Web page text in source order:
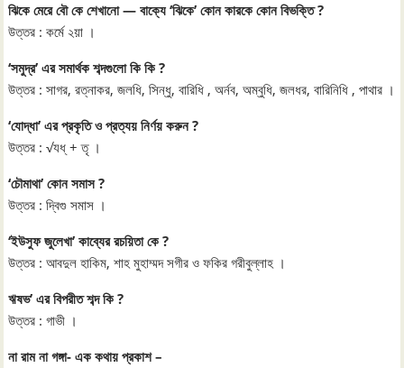
ঝিকে মেরে বৌ কে শেখানো — বাক্যে ‘ঝিকে’ কোন কারকে কোন বিভক্তি ?
উত্তর : কর্মে ২য়া ।
‘সমুদ্র’ এর সমার্থক শব্দগুলো কি কি ?
উত্তর : সাগর, রত্নাকর, জলধি, সিন্ধু, বারিধি , অর্নব, অম্বুধি, জলধর, বারিনিধি , পাথার ।
‘যোদ্ধা’ এর প্রকৃতি ও প্রত্যয় নির্ণয় করুন ?
উত্তর : √যধ্‌ + তৃ ।
‘চৌমাথা’ কোন সমাস ?
উত্তর : দ্বিগু সমাস ।
‘ইউসুফ জুলেখা’ কাব্যের রচয়িতা কে ?
উত্তর : আবদুল হাকিম, শাহ মুহাম্মদ সগীর ও ফকির গরীবুল্লাহ ।
ঋষভ’ এর বিপরীত শব্দ কি ?
উত্তর : গাভী ।
না রাম না গঙ্গা- এক কথায় প্রকাশ –